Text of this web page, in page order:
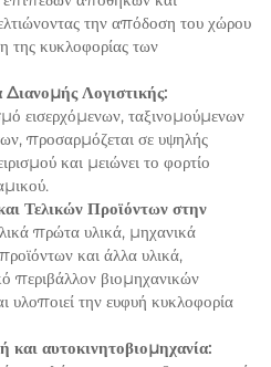
την απόδοση του χώρου
της κυκλοφορίας των
Λογιστικής:
εισερχόμενων, ταξινομούμενων
προσαρμόζεται σε υψηλής
και μειώνει το φορτίο
Τελικών Προϊόντων στην
πρώτα υλικά, μηχανικά
και άλλα υλικά,
περιβάλλον βιομηχανικών
υλοποιεί την ευφυή κυκλοφορία
και αυτοκινητοβιομηχανία: